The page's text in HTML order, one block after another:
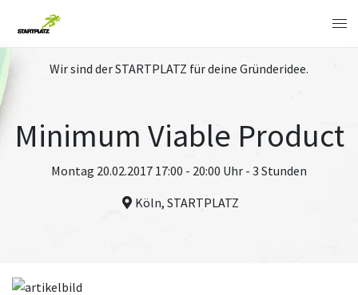
Wir sind der STARTPLATZ für deine Gründeridee.
Minimum Viable Product
Montag 20.02.2017 17:00 - 20:00 Uhr - 3 Stunden
Köln, STARTPLATZ